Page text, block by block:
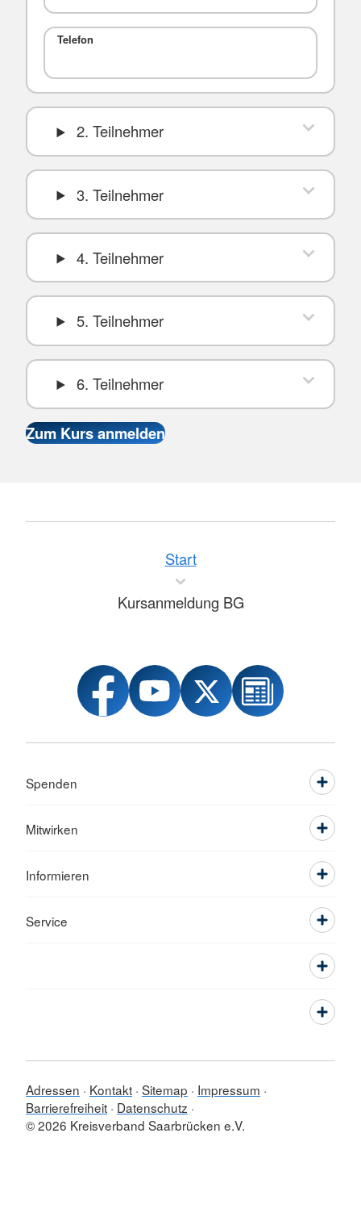
Telefon
2. Teilnehmer
3. Teilnehmer
4. Teilnehmer
5. Teilnehmer
6. Teilnehmer
Start
Kursanmeldung BG
Spenden
Mitwirken
Informieren
Service
Adressen Kontakt Sitemap
Impressum
Barrierefreiheit Datenschutz
© 2026 Kreisverband Saarbrücken e.V.